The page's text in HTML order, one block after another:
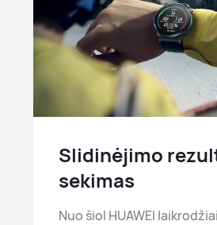
Slidinėjimo
sekimas
Nuo šiol HUAWEI